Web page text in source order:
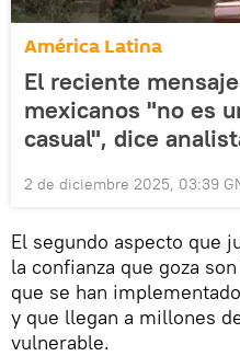
América Latina
El reciente
mexicanos "no es
casual", dice
2 de diciembre 2025, 03:39
El segundo aspecto que
la confianza que goza
que se han
y que llegan a millones
vulnerable.